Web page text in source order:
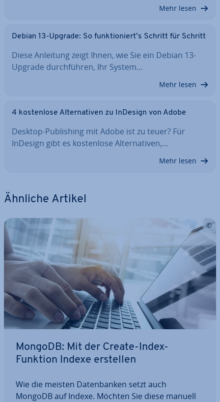
Mehr lesen
Debian 13-Upgrade: So funk­tio­niert’s Schritt für Schritt
Diese Anleitung zeigt Ihnen, wie Sie ein Debian 13-
Upgrade durch­füh­ren, Ihr System…
Mehr lesen
4 kos­ten­lo­se Al­ter­na­ti­ven zu InDesign von Adobe
Desktop-Pu­bli­shing mit Adobe ist zu teuer? Für
InDesign gibt es kos­ten­lo­se Al­ter­na­ti­ven,…
Mehr lesen
Ähnliche Artikel
MongoDB: Mit der Create-Index-
Funktion Indexe erstellen
Wie die meisten Da­ten­ban­ken setzt auch
MongoDB auf Indexe. Möchten Sie diese manuell